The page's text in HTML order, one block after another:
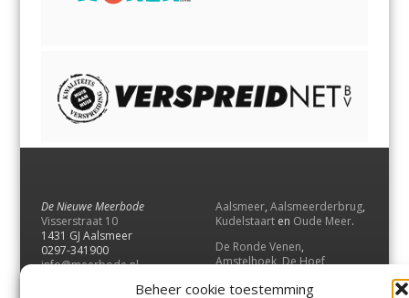
Beheer cookie toestemming
De Nieuwe Meerbode
Visserstraat 10
1431 GJ Aalsmeer
0297-341900
info@meerbode.nl
Aalsmeer, Aalsmeerderbrug,
Kudelstaart en Oude Meer.
De Ronde Venen,
Amstelhoek,De Hoef,
Vrouwenakker,Waverveen